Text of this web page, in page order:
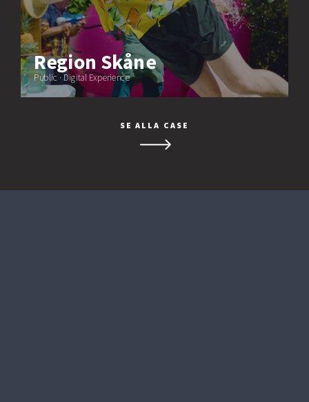
Region Skåne
Public · Digital Experience
SE ALLA CASE